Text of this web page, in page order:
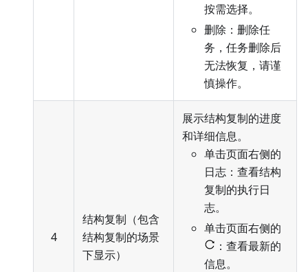
按需选择。
删除：删除任
务，任务删除后
无法恢复，请谨
慎操作。
4
结构复制（包含
结构复制的场景
下显示）
展示结构复制的进度
和详细信息。
单击页面右侧的
日志：查看结构
复制的执行日
志。
单击页面右侧的
：查看最新的
信息。